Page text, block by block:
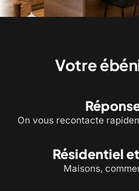
Votre
On vous recontacte
Résidentiel
Maisons,